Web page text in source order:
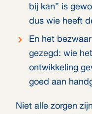
bij kan” is
dus wie heeft
En het
gezegd: wie
ontwikkeling
goed aan
Niet alle zorgen